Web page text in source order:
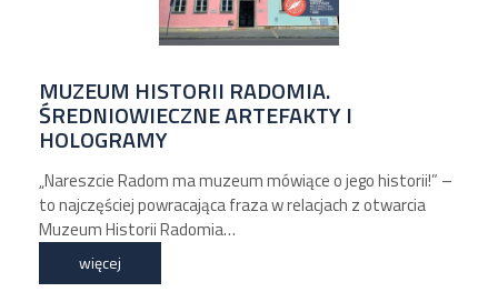
MUZEUM HISTORII RADOMIA.
ŚREDNIOWIECZNE ARTEFAKTY I
HOLOGRAMY
„Nareszcie Radom ma muzeum mówiące o jego historii!” –
to najczęściej powracająca fraza w relacjach z otwarcia
Muzeum Historii Radomia…
więcej